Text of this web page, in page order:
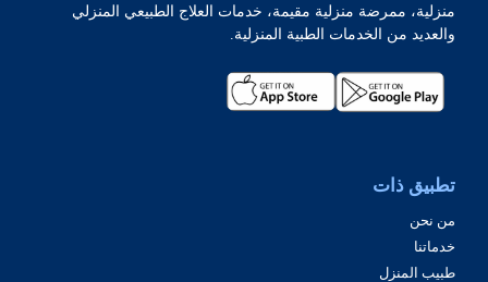
منزلية، ممرضة منزلية مقيمة، خدمات العلاج الطبيعي المنزلي
والعديد من الخدمات الطبية المنزلية.
تطبيق ذات
من نحن
خدماتنا
طبيب المنزل